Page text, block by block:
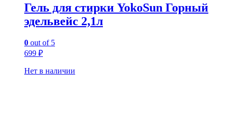
Гель для стирки YokoSun Горный
эдельвейс 2,1л
0 out of 5
699 ₽
Нет в наличии